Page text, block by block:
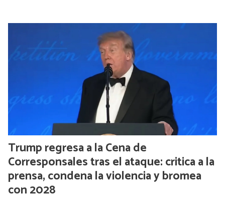
Trump regresa a la Cena de
Corresponsales tras el ataque: critica a la
prensa, condena la violencia y bromea
con 2028